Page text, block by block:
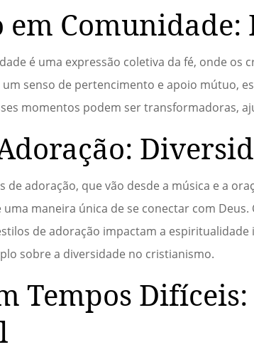
em Comunidade:
é uma expressão coletiva da fé, onde os
senso de pertencimento e apoio mútuo,
momentos podem ser transformadoras,
de adoração, que vão desde a música e a
uma maneira única de se conectar com
de adoração impactam a
sobre a diversidade no cristianismo.
Tempos